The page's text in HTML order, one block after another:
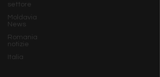
settore
Moldavia
News
Romania
notizie
Italia